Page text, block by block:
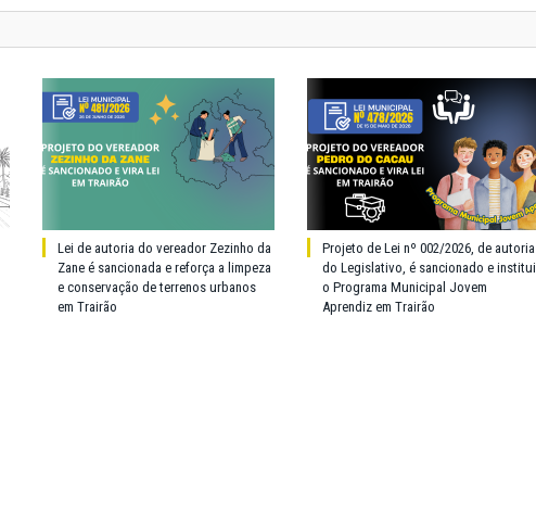
Lei de autoria do vereador Zezinho da
Zane é sancionada e reforça a limpeza
e conservação de terrenos urbanos
em Trairão
Projeto de Lei nº 002/2026, de autoria
do Legislativo, é sancionado e institui
o Programa Municipal Jovem
Aprendiz em Trairão